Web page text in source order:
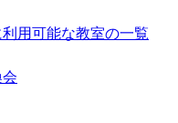
用可能な教室の一覧